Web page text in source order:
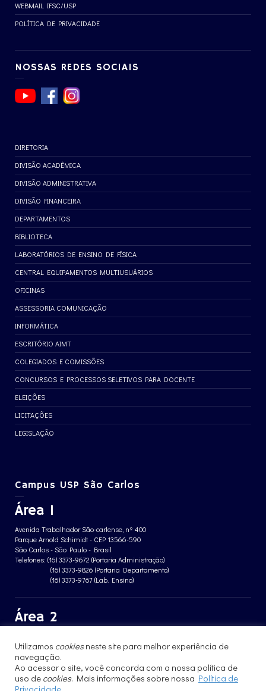
WEBMAIL IFSC/USP
POLÍTICA DE PRIVACIDADE
NOSSAS REDES SOCIAIS
DIRETORIA
DIVISÃO ACADÊMICA
DIVISÃO ADMINISTRATIVA
DIVISÃO FINANCEIRA
DEPARTAMENTOS
BIBLIOTECA
LABORATÓRIOS DE ENSINO DE FÍSICA
CENTRAL EQUIPAMENTOS MULTIUSUÁRIOS
OFICINAS
ASSESSORIA COMUNICAÇÃO
INFORMÁTICA
ESCRITÓRIO AIMT
COLEGIADOS E COMISSÕES
CONCURSOS E PROCESSOS SELETIVOS PARA DOCENTE
ELEIÇÕES
LICITAÇÕES
LEGISLAÇÃO
Campus USP São Carlos
Área 1
Avenida Trabalhador São-carlense, nº 400
Parque Arnold Schimidt - CEP 13566-590
São Carlos - São Paulo - Brasil
Telefones: (16) 3373-9672 (Portaria Administração)
(16) 3373-9826 (Portaria Departamento)
(16) 3373-9767 (Lab. Ensino)
Área 2
Jardim Santa Angelina - CEP 13563-120
São Carlos - São Paulo - Brasil
Telefone: (16) 3373-8068 (Portaria prédio CFBio)
(16) 3364-8070 (Portaria prédio poloTErRA)
Utilizamos cookiesneste site para melhor experiência de
navegação.
Ao acessar o site, você concorda com a nossa política de
uso de cookies. Mais informações sobre nossa Política de